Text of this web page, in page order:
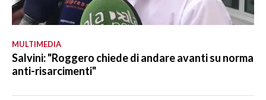
MULTIMEDIA
Salvini: "Roggero chiede di andare avanti su norma
anti-risarcimenti"